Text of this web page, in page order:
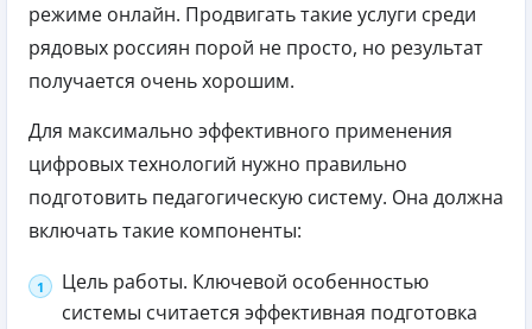
режиме онлайн. Продвигать такие услуги среди
рядовых россиян порой не просто, но результат
получается очень хорошим.
Для максимально эффективного применения
цифровых технологий нужно правильно
подготовить педагогическую систему. Она должна
включать такие компоненты:
Цель работы. Ключевой особенностью
системы считается эффективная подготовка